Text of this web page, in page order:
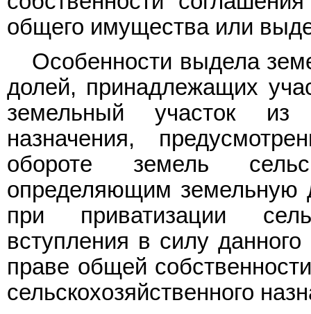
общего имущества или
Особенности выдела
долей, принадлежащих
земельный участок из
назначения,
обороте земель
определяющим земельную
при приватизации
вступления в силу
праве общей
сельскохозяйственного